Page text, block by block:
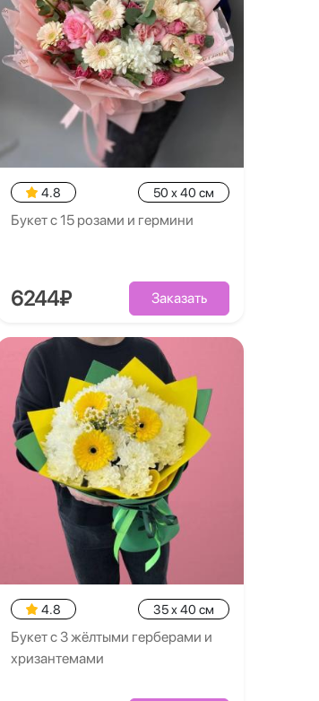
4.8 50 x 40 см
Букет с 15 розами и гермини
6244₽ Заказать
4.8 35 x 40 см
Букет с 3 жёлтыми герберами и
хризантемами